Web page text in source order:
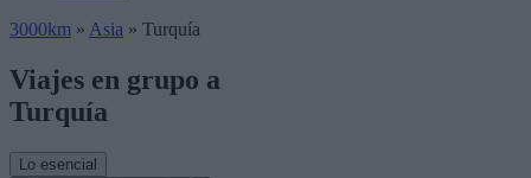
3000km » Asia » Turquía
Viajes en grupo a
Turquía
Lo esencial